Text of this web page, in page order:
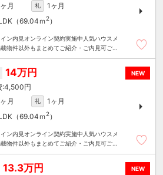
月 礼
1ヶ月
（69.04ｍ 2）
ン内見オンライン契約実施中人気ハウスメ
物件以外もまとめてご紹介・ご内見可ご予
NEW
14万円
4,500円
月 礼
1ヶ月
（69.04ｍ 2）
ン内見オンライン契約実施中人気ハウスメ
物件以外もまとめてご紹介・ご内見可ご予
NEW
13.3万円